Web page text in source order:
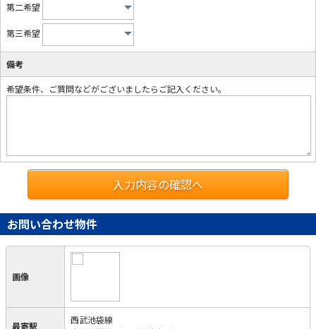
第二希望
第三希望
備考
希望条件、ご質問などがございましたらご記入ください。
入力内容の確認へ
お問い合わせ物件
画像
最寄駅
西武池袋線